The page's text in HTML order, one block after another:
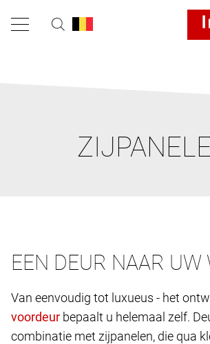
EEN DEUR NAAR UW
Van eenvoudig tot luxueus - het
bepaalt u helemaal zelf.
combinatie met zijpanelen, die qua